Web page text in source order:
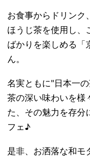
お食事からドリンク
ほうじ茶を使用し、
ばかりを楽しめる「
ん。
名実ともに"日本一
茶の深い味わいを様
た、その魅力を存分
フェ♪
是非、お洒落な和モ